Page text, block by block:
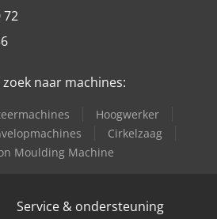
72
naar machines:
Hoogwerker
Cirkelzaag
Moulding Machine
Service & ondersteuning